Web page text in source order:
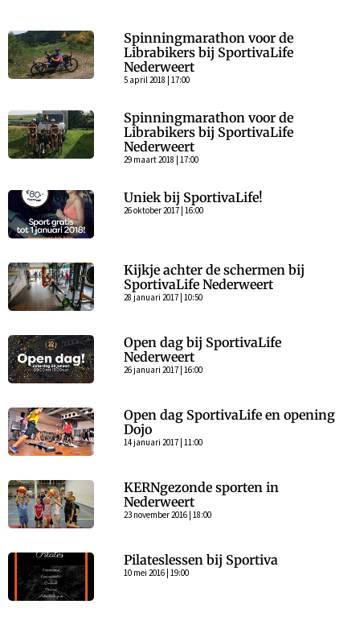
Spinningmarathon voor de
Librabikers bij SportivaLife
Nederweert
5 april 2018 | 17:00
Spinningmarathon voor de
Librabikers bij SportivaLife
Nederweert
29 maart 2018 | 17:00
Uniek bij SportivaLife!
26 oktober 2017 | 16:00
Kijkje achter de schermen bij
SportivaLife Nederweert
28 januari 2017 | 10:50
Open dag bij SportivaLife
Nederweert
26 januari 2017 | 16:00
Open dag SportivaLife en opening
Dojo
14 januari 2017 | 11:00
KERNgezonde sporten in
Nederweert
23 november 2016 | 18:00
Pilateslessen bij Sportiva
10 mei 2016 | 19:00